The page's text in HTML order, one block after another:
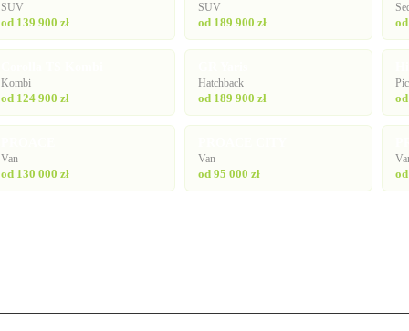
SUV
od 139 900 zł
SUV
od 189 900 zł
Kombi
od 124 900 zł
Hatchback
od 189 900 zł
Van
od 130 000 zł
Van
od 95 000 zł